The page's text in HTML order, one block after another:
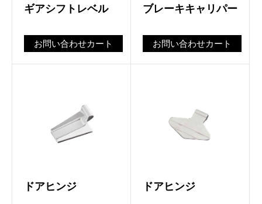
ギアシフトレベル
お問い合わせカート
ブレーキキャリパー
お問い合わせカート
ドアヒンジ ドアヒンジ